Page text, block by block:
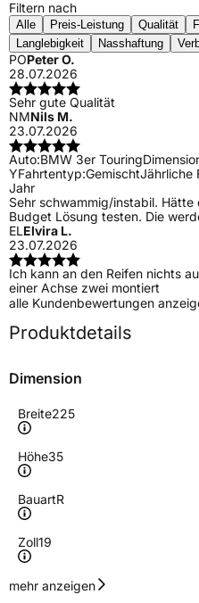
Filtern nach
Alle Preis-Leistung Qualität
Langlebigkeit
Nasshaftung
POPeter O.
28.07.2026
Sehr gute Qualität
NMNils M.
23.07.2026
Auto:BMW 3er Touring
YFahrtentyp:GemischtJährliche
Jahr
Sehr schwammig/instabil.
Budget Lösung testen. Die
ELElvira L.
23.07.2026
Ich kann an den Reifen nichts
einer Achse zwei montiert
alle Kundenbewertungen
Produktdetails
Dimension
Breite225
Höhe35
BauartR
Zoll19
Geschwindigkeitsindex
mehr anzeigen